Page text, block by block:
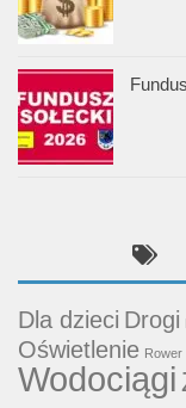
Dla dzieci Drogi
Oświetlenie Rower
Wodociągi